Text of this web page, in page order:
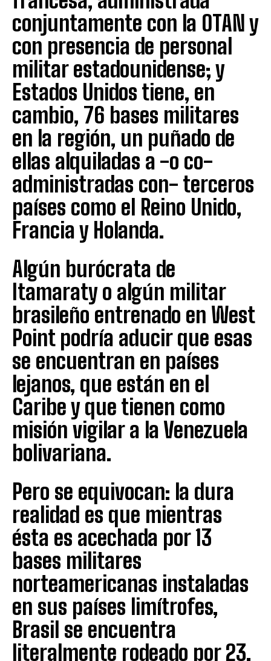
conjuntamente con la OTAN y
con presencia de personal
militar estadounidense; y
Estados Unidos tiene, en
cambio, 76 bases militares
en la región, un puñado de
ellas alquiladas a -o co-
administradas con- terceros
países como el Reino Unido,
Francia y Holanda.
Algún burócrata de
Itamaraty o algún militar
brasileño entrenado en West
Point podría aducir que esas
se encuentran en países
lejanos, que están en el
Caribe y que tienen como
misión vigilar a la Venezuela
bolivariana.
Pero se equivocan: la dura
realidad es que mientras
ésta es acechada por 13
bases militares
norteamericanas instaladas
en sus países limítrofes,
Brasil se encuentra
literalmente rodeado por 23,